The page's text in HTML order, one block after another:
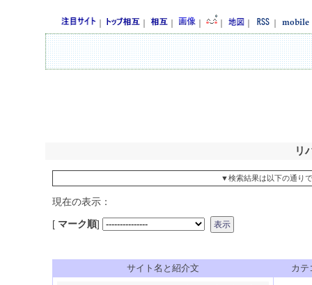
｜ ｜ ｜ ｜ ｜
リ
▼検索結果は以下の通り
現在の表示：
[ マーク順]
サイト名と紹介文 カテ